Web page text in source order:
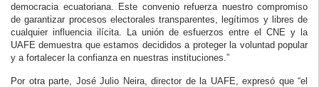
democracia ecuatoriana. Este convenio refuerza nuestro compromiso
de garantizar procesos electorales transparentes, legítimos y libres de
cualquier influencia ilícita. La unión de esfuerzos entre el CNE y la
UAFE demuestra que estamos decididos a proteger la voluntad popular
y a fortalecer la confianza en nuestras instituciones.”
Por otra parte, José Julio Neira, director de la UAFE, expresó que “el